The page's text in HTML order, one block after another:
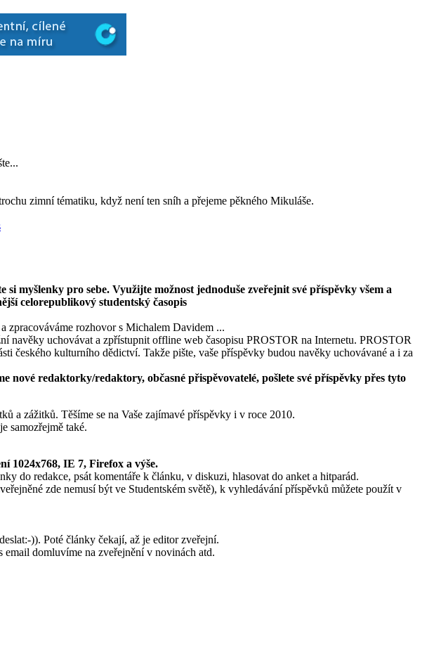
zimní tématiku, když není ten sníh a přejeme pěkného Mikuláše.
si myšlenky pro sebe. Využijte možnost jednoduše zveřejnit své příspěvky všem a
celorepublikový studentský časopis
a zpracováváme rozhovor s Michalem Davidem ...
uchovávat a zpřístupnit offline web časopisu PROSTOR na Internetu. PROSTOR
českého kulturního dědictví. Takže pište, vaše příspěvky budou navěky uchovávané a i za
nové redaktorky/redaktory, občasné přispěvovatelé, pošlete své příspěvky přes tyto
a zážitků. Těšíme se na Vaše zajímavé příspěvky i v roce 2010.
samozřejmě také.
1024x768, IE 7, Firefox a výše.
do redakce, psát komentáře k článku, v diskuzi, hlasovat do anket a hitparád.
zde nemusí být ve Studentském světě), k vyhledávání příspěvků můžete použít v
)). Poté články čekají, až je editor zveřejní.
email domluvíme na zveřejnění v novinách atd.